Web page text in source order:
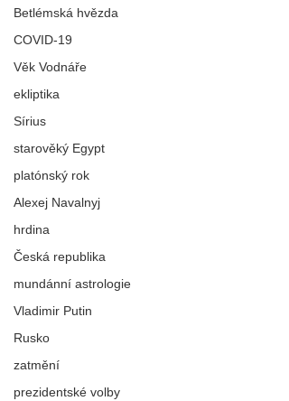
Betlémská hvězda
COVID-19
Věk Vodnáře
ekliptika
Sírius
starověký Egypt
platónský rok
Alexej Navalnyj
hrdina
Česká republika
mundánní astrologie
Vladimir Putin
Rusko
zatmění
prezidentské volby